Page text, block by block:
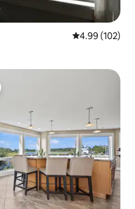
Calificación
4.99 (102)